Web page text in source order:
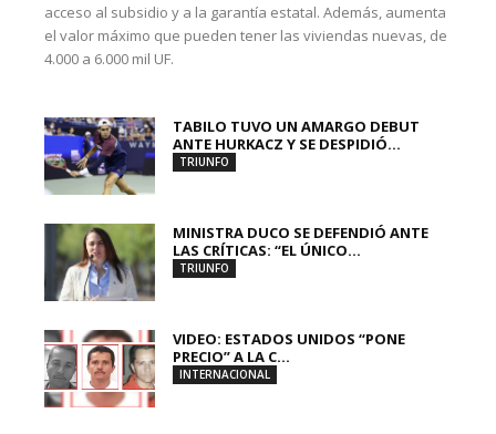
acceso al subsidio y a la garantía estatal. Además, aumenta
el valor máximo que pueden tener las viviendas nuevas, de
4.000 a 6.000 mil UF.
TABILO TUVO UN AMARGO DEBUT
ANTE HURKACZ Y SE DESPIDIÓ...
TRIUNFO
MINISTRA DUCO SE DEFENDIÓ ANTE
LAS CRÍTICAS: “EL ÚNICO...
TRIUNFO
VIDEO: ESTADOS UNIDOS “PONE
PRECIO” A LA C...
INTERNACIONAL